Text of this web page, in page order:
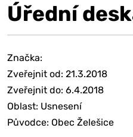
Úřední
Značka:
Zveřejnit od: 21.3.2018
Zveřejnit do: 6.4.2018
Oblast: Usnesení
Původce: Obec Želešice